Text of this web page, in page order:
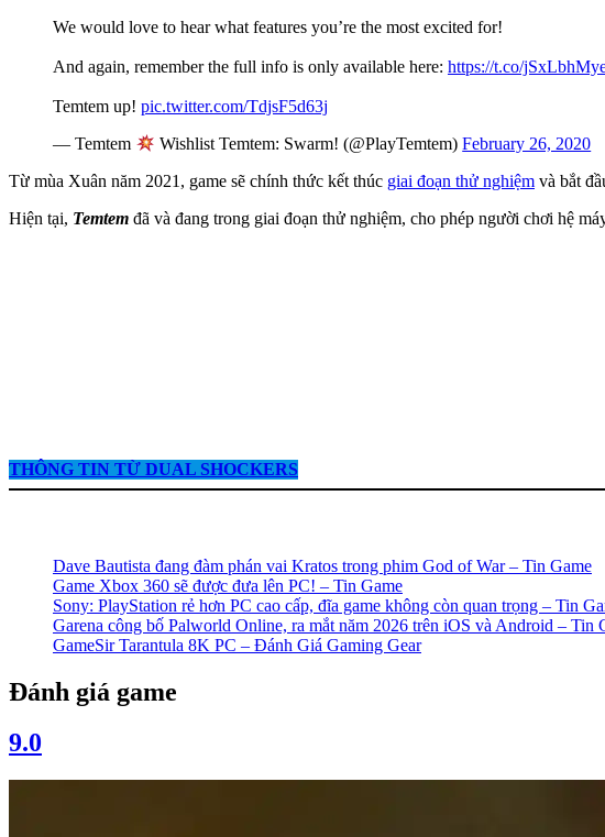
We would love to hear what features you’re the most excited for!
And again, remember the full info is only available here: https://t.co/
Temtem up! pic.twitter.com/TdjsF5d63j
— Temtem Wishlist Temtem: Swarm! (@PlayTemtem)February 26, 2020
Từ mùa Xuân năm 2021, game sẽ chính thức kết thúc giai đoạn thử nghiệm và bắt
Hiện tại, Temtem đã và đang trong giai đoạn thử nghiệm, cho phép người chơi hệ
THÔNG TIN TỪ DUAL SHOCKERS
Dave Bautista đang đàm phán vai Kratos trong phim God of War – Tin Game
Game Xbox 360 sẽ được đưa lên PC! – Tin Game
Sony: PlayStation rẻ hơn PC cao cấp, đĩa game không còn quan trọng – Tin
Garena công bố Palworld Online, ra mắt năm 2026 trên iOS và Android – Tin
GameSir Tarantula 8K PC – Đánh Giá Gaming Gear
Đánh giá game
9.0